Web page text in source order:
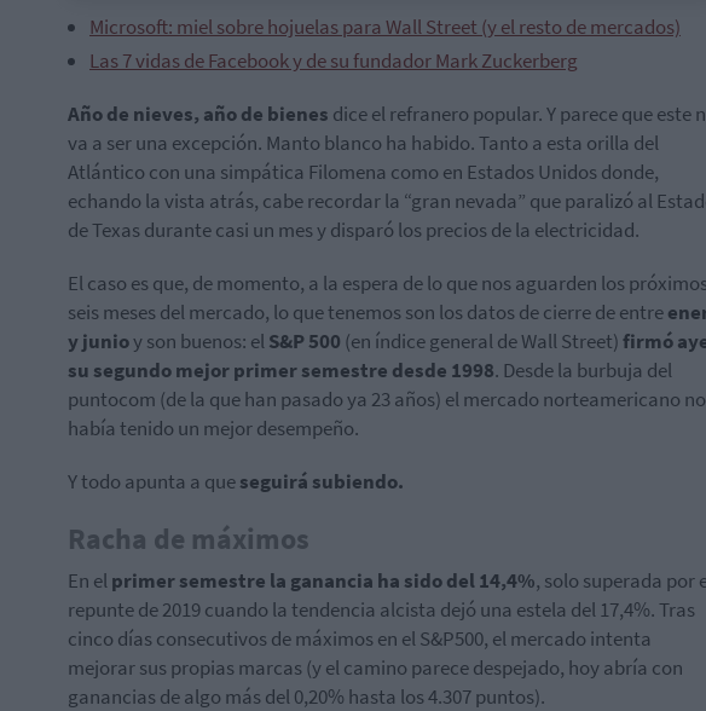
Microsoft: miel sobre hojuelas para Wall Street (y el resto de mercados)
Las 7 vidas de Facebook y de su fundador Mark Zuckerberg
Año de nieves, año de bienes dice el refranero popular. Y parece que este
va a ser una excepción. Manto blanco ha habido. Tanto a esta orilla del
Atlántico con una simpática Filomena como en Estados Unidos donde,
echando la vista atrás, cabe recordar la “gran nevada” que paralizó al
de Texas durante casi un mes y disparó los precios de la electricidad.
El caso es que, de momento, a la espera de lo que nos aguarden los
seis meses del mercado, lo que tenemos son los datos de cierre de entre
y junioy son buenos: elS&P 500 (en índice general de Wall Street)firmó
su segundo mejor primer semestre desde 1998. Desde la burbuja del
puntocom (de la que han pasado ya 23 años) el mercado norteamericano no
había tenido un mejor desempeño.
Y todo apunta a queseguirá subiendo.
Racha de máximos
En elprimer semestre la ganancia ha sido del 14,4%, solo superada por
repunte de 2019 cuando la tendencia alcista dejó una estela del 17,4%. Tras
cinco días consecutivos de máximos en el S&P500, el mercado intenta
mejorar sus propias marcas (y el camino parece despejado, hoy abría con
ganancias de algo más del 0,20% hasta los 4.307 puntos).